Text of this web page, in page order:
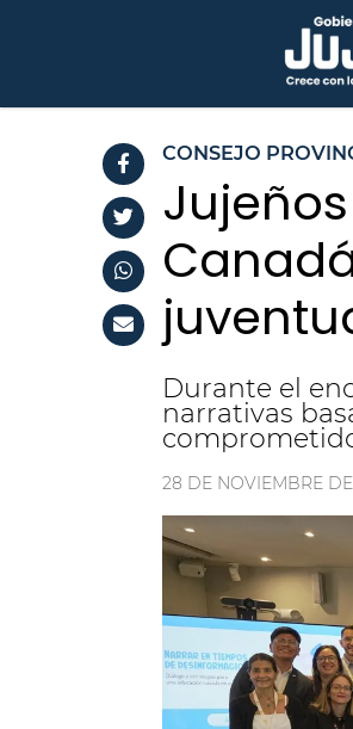
CONSEJO
Durante el
narrativas
28 DE NOVIEMBRE